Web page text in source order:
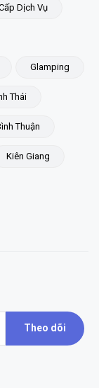
Dịch Vụ
Glamping
Thái
Thuận
Kiên Giang
Theo dõi